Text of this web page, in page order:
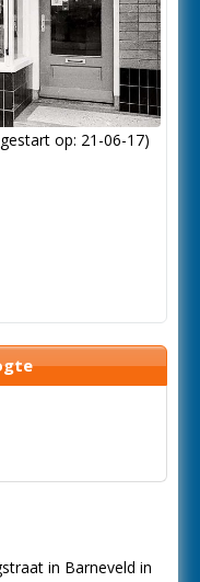
op: 21-06-17)
in Barneveld in